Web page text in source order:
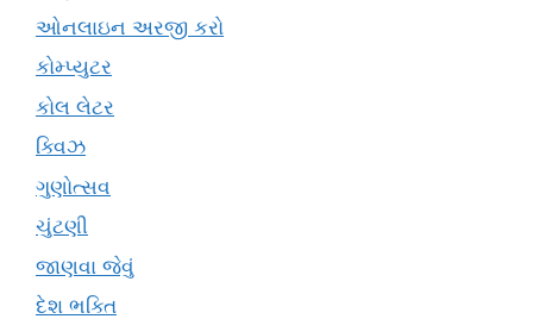
ઓનલાઇન અરજી કરો
કોમ્પ્યુટર
કોલ લેટર
ક્વિઝ
ગુણોત્સવ
ચુંટણી
જાણવા જેવું
દેશ ભક્તિ